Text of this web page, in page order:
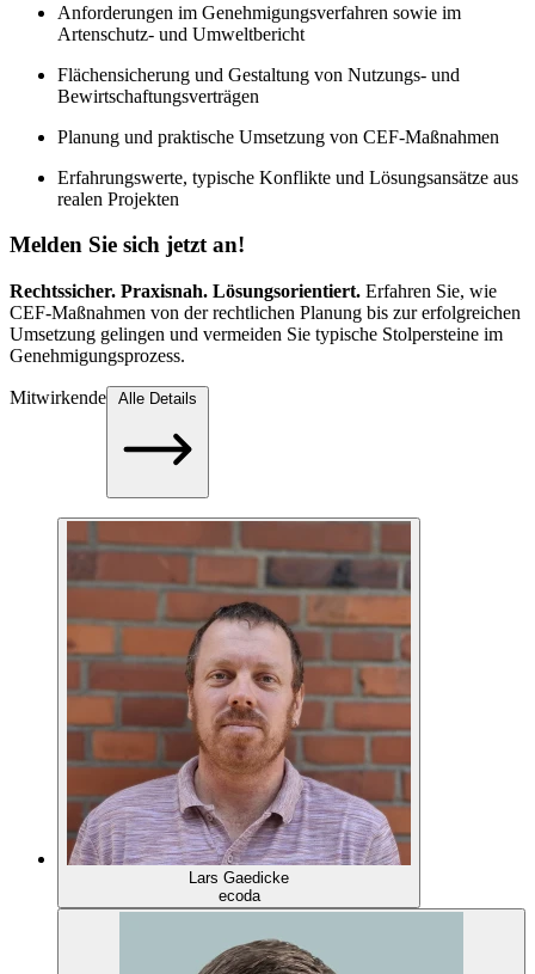
Anforderungen im Genehmigungsverfahren sowie im
Artenschutz- und Umweltbericht
Flächensicherung und Gestaltung von Nutzungs- und
Bewirtschaftungsverträgen
Planung und praktische Umsetzung von CEF-Maßnahmen
Erfahrungswerte, typische Konflikte und Lösungsansätze aus
realen Projekten
Melden Sie sich jetzt an!
Rechtssicher. Praxisnah. Lösungsorientiert. Erfahren Sie, wie
CEF-Maßnahmen von der rechtlichen Planung bis zur erfolgreichen
Umsetzung gelingen und vermeiden Sie typische Stolpersteine im
Genehmigungsprozess.
Mitwirkende
Lars Gaedicke
ecoda